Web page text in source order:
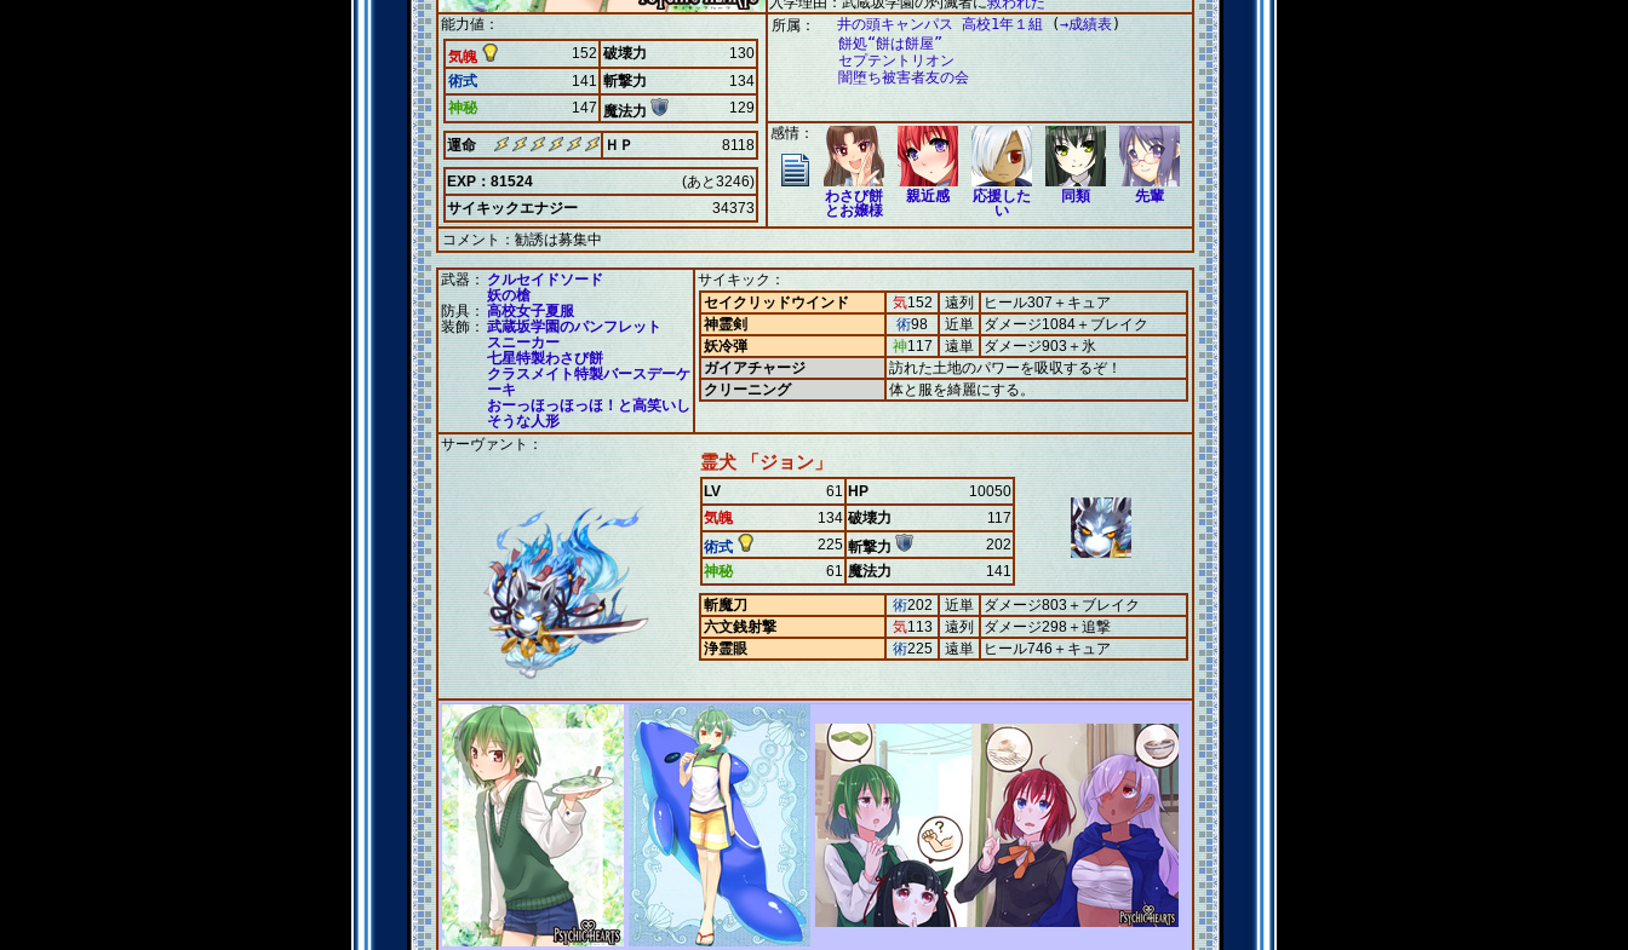
能力値：
気魄
152 破壊力
130
術式
141 斬撃力
134
神秘
147 魔法力 129
運命 ＨＰ 8118
EXP：81524
(あと3246)
サイキックエナジー
34373
所属： 井の頭キャンパス 高校1年１組 (→成績表)
餅処“餅は餅屋”
セプテントリオン
闇堕ち被害者友の会
感情：
わさび餅
とお嬢様
親近感
応援した
い
同類 先輩
コメント： 勧誘は募集中
武器： クルセイドソード
妖の槍
防具： 高校女子夏服
装飾： 武蔵坂学園のパンフレット
スニーカー
七星特製わさび餅
クラスメイト特製バースデーケ
ーキ
おーっほっほっほ！と高笑いし
そうな人形
サイキック：
セイクリッドウインド
気152 遠列
ヒール307＋キュア
神霊剣
術98 近単
ダメージ1084＋ブレイク
妖冷弾
神117 遠単
ダメージ903＋氷
ガイアチャージ
訪れた土地のパワーを吸収するぞ！
クリーニング
体と服を綺麗にする。
サーヴァント：
霊犬 「ジョン」
LV 61 HP
10050
気魄
134 破壊力
117
術式
225 斬撃力
202
神秘
61 魔法力
141
斬魔刀
術202 近単
ダメージ803＋ブレイク
六文銭射撃
気113 遠列
ダメージ298＋追撃
浄霊眼
術225 遠単 ヒール746＋キュア